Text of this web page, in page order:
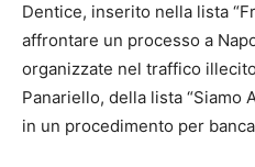
Dentice, inserito nella lista
affrontare un processo a
organizzate nel traffico
Panariello, della lista “Siamo
in un procedimento per